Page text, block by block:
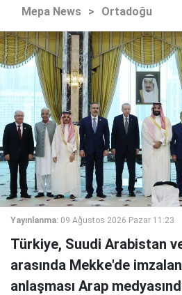
Mepa News > Ortadoğu
Yayınlanma: 09 Ağustos 2026 Pazar 11:23
Türkiye, Suudi Arabistan
arasında Mekke'de
anlaşması Arap